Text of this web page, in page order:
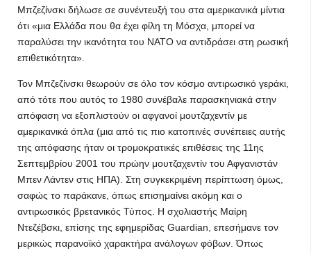
Μπζεζίνσκι δήλωσε σε συνέντευξή του στα αμερικανικά μίντια
ότι «μια Ελλάδα που θα έχει φίλη τη Μόσχα, μπορεί να
παραλύσει την ικανότητα του ΝΑΤΟ να αντιδράσει στη ρωσική
επιθετικότητα».
Τον Μπζεζίνσκι θεωρούν σε όλο τον κόσμο αντιρωσικό γεράκι,
από τότε που αυτός το 1980 συνέβαλε παρασκηνιακά στην
απόφαση να εξοπλιστούν οι αφγανοί μουτζαχεντίν με
αμερικανικά όπλα (μια από τις πιο κατοπινές συνέπειες αυτής
της απόφασης ήταν οι τρομοκρατικές επιθέσεις της 11ης
Σεπτεμβρίου 2001 του πρώην μουτζαχεντίν του Αφγανιστάν
Μπεν Λάντεν στις ΗΠΑ). Στη συγκεκριμένη περίπτωση όμως,
σαφώς το παράκανε, όπως επισημαίνει ακόμη και ο
αντιρωσικός βρετανικός Τύπος. Η σχολιαστής Μαίρη
Ντεζέβσκι, επίσης της εφημερίδας Guardian, επεσήμανε τον
μερικώς παρανοϊκό χαρακτήρα ανάλογων φόβων. Όπως